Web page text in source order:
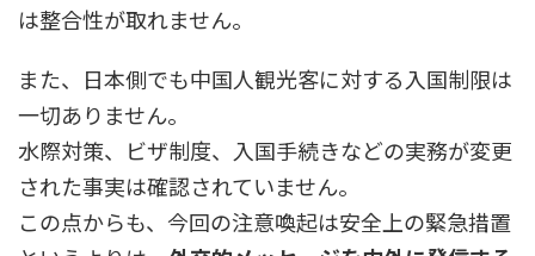
は整合性が取れません。
また、日本側でも中国人観光客に対する入国制限は
一切ありません。
水際対策、ビザ制度、入国手続きなどの実務が変更
された事実は確認されていません。
この点からも、今回の注意喚起は安全上の緊急措置